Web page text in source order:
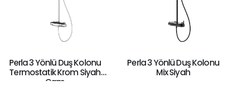
Perla 3 Yönlü Duş Kolonu
Termostatik Krom Siyah
Cam
Perla 3 Yönlü Duş Kolonu
Mix Siyah